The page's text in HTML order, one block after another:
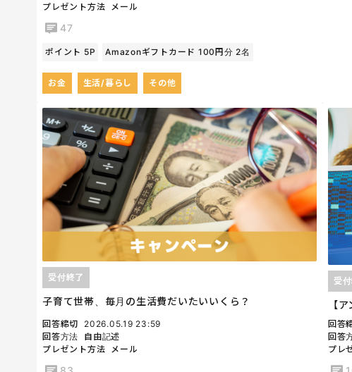
プレゼント方法
メール
47
ポイント 5P Amazonギフトカード 100円分 2名
お金 生活/暮らし その他
子育て世帯、毎月の生活費だいたいいくら？
受付終了
回答締切
2026.05.19 23:59
回答方法
自由記述
プレゼント方法 メール
【
受
回答
回答
プレ